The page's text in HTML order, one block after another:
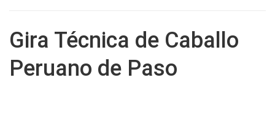
Gira Técnica de Caballo
Peruano de Paso